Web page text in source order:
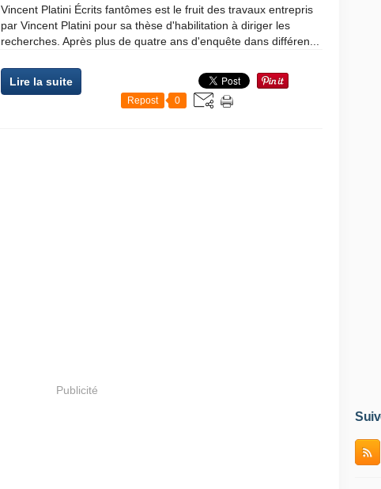
Vincent Platini Écrits fantômes est le fruit des travaux entrepris
par Vincent Platini pour sa thèse d'habilitation à diriger les
recherches. Après plus de quatre ans d'enquête dans différen...
Lire la suite
Repost 0
Publicité